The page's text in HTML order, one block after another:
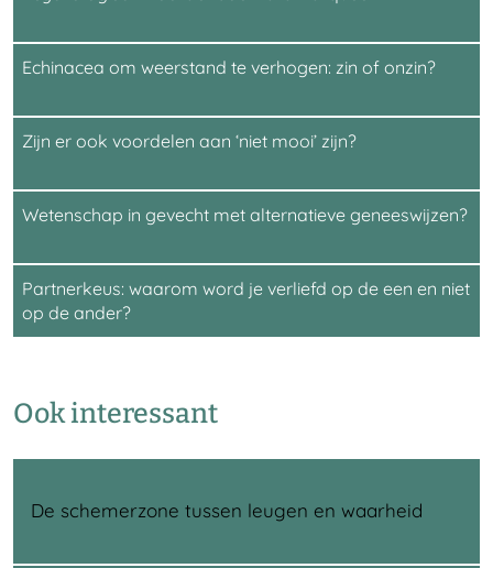
Echinacea om weerstand te verhogen: zin of onzin?
Zijn er ook voordelen aan ‘niet mooi’ zijn?
Wetenschap in gevecht met alternatieve geneeswijzen?
Partnerkeus: waarom word je verliefd op de een en niet
op de ander?
Ook interessant
De schemerzone tussen leugen en waarheid